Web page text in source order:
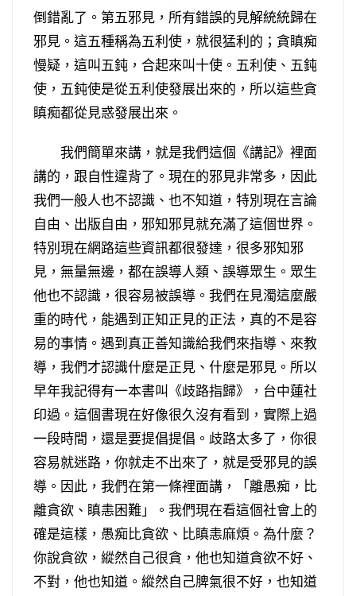
倒錯亂了。第五邪見，所有錯誤的見解統統歸在
邪見。這五種稱為五利使，就很猛利的；貪瞋痴
慢疑，這叫五鈍，合起來叫十使。五利使、五鈍
使，五鈍使是從五利使發展出來的，所以這些貪
瞋痴都從見惑發展出來。
我們簡單來講，就是我們這個《講記》裡面
講的，跟自性違背了。現在的邪見非常多，因此
我們一般人也不認識、也不知道，特別現在言論
自由、出版自由，邪知邪見就充滿了這個世界。
特別現在網路這些資訊都很發達，很多邪知邪
見，無量無邊，都在誤導人類、誤導眾生。眾生
他也不認識，很容易被誤導。我們在見濁這麼嚴
重的時代，能遇到正知正見的正法，真的不是容
易的事情。遇到真正善知識給我們來指導、來教
導，我們才認識什麼是正見、什麼是邪見。所以
早年我記得有一本書叫《歧路指歸》，台中蓮社
印過。這個書現在好像很久沒有看到，實際上過
一段時間，還是要提倡提倡。歧路太多了，你很
容易就迷路，你就走不出來了，就是受邪見的誤
導。因此，我們在第一條裡面講，「離愚痴，比
離貪欲、瞋恚困難」。我們現在看這個社會上的
確是這樣，愚痴比貪欲、比瞋恚麻煩。為什麼？
你說貪欲，縱然自己很貪，他也知道貪欲不好、
不對，他也知道。縱然自己脾氣很不好，也知道